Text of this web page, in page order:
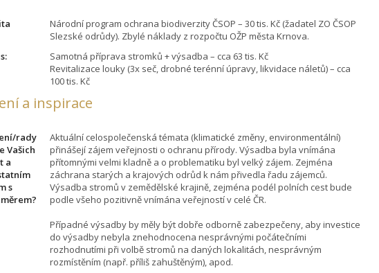
Národní program ochrana biodiverzity ČSOP – 30 tis. Kč (žadatel ZO ČSOP
Slezské odrůdy). Zbylé náklady z rozpočtu OŽP města Krnova.
Samotná příprava stromků + výsadba – cca 63 tis. Kč
Revitalizace louky (3x seč, drobné terénní úpravy, likvidace náletů) – cca
100 tis. Kč
a inspirace
rady
Vašich
a
s
Aktuální celospolečenská témata (klimatické změny, environmentální)
přinášejí zájem veřejnosti o ochranu přírody. Výsadba byla vnímána
přítomnými velmi kladně a o problematiku byl velký zájem. Zejména
záchrana starých a krajových odrůd k nám přivedla řadu zájemců.
Výsadba stromů v zemědělské krajině, zejména podél polních cest bude
podle všeho pozitivně vnímána veřejností v celé ČR.
Případné výsadby by měly být dobře odborně zabezpečeny, aby investice
do výsadby nebyla znehodnocena nesprávnými počátečními
rozhodnutími při volbě stromů na daných lokalitách, nesprávným
rozmístěním (např. příliš zahuštěným), apod.